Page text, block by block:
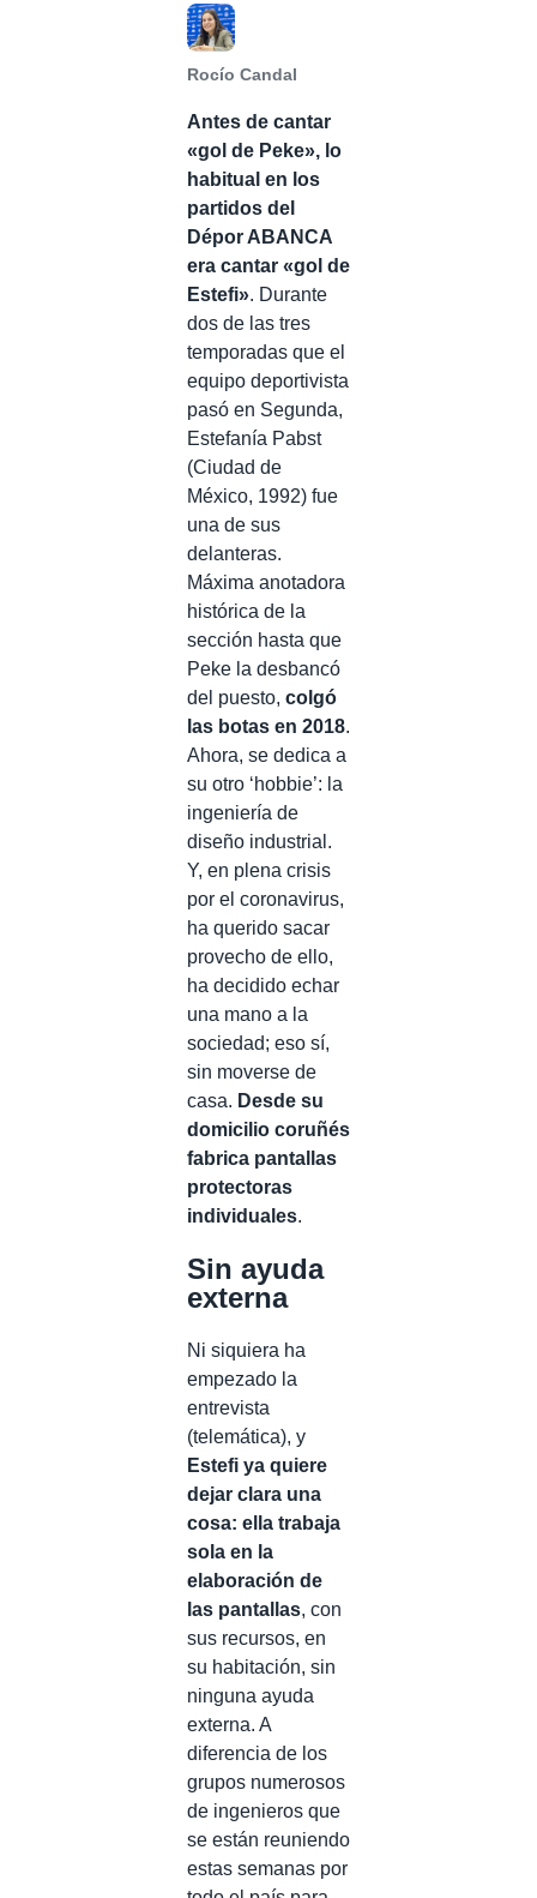
Rocío Candal
Antes de cantar
«gol de Peke», lo
habitual en los
partidos del
Dépor ABANCA
era cantar «gol de
Estefi». Durante
dos de las tres
temporadas que el
equipo deportivista
pasó en Segunda,
Estefanía Pabst
(Ciudad de
México, 1992) fue
una de sus
delanteras.
Máxima anotadora
histórica de la
sección hasta que
Peke la desbancó
del puesto, colgó
las botas en 2018.
Ahora, se dedica a
su otro ‘hobbie’: la
ingeniería de
diseño industrial.
Y, en plena crisis
por el coronavirus,
ha querido sacar
provecho de ello,
ha decidido echar
una mano a la
sociedad; eso sí,
sin moverse de
casa. Desde su
domicilio coruñés
fabrica pantallas
protectoras
individuales.
Sin ayuda
externa
Ni siquiera ha
empezado la
entrevista
(telemática), y
Estefi ya quiere
dejar clara una
cosa: ella trabaja
sola en la
elaboración de
las pantallas, con
sus recursos, en
su habitación, sin
ninguna ayuda
externa. A
diferencia de los
grupos numerosos
de ingenieros que
se están reuniendo
estas semanas por